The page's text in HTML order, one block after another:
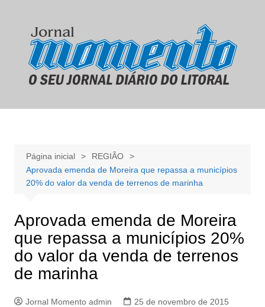
conteúdo
Página inicial
REGIÃO
Aprovada emenda de Moreira que repassa a municípios
20% do valor da venda de terrenos de marinha
Aprovada emenda de Moreira
que repassa a municípios 20%
do valor da venda de terrenos
de marinha
Jornal Momento admin
25 de novembro de 2015